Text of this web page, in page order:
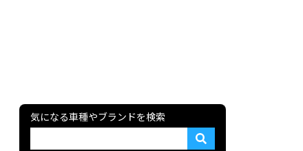
気になる車種やブランドを検索